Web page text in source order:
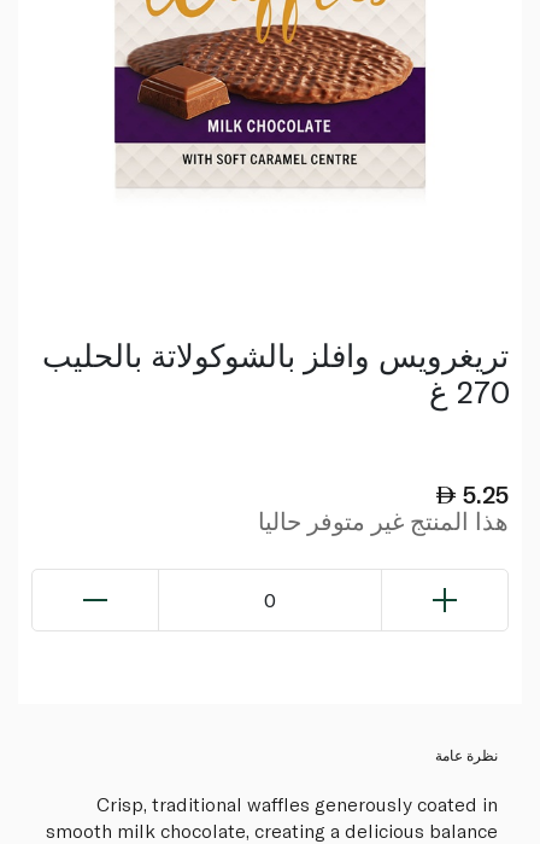
تريغرويس وافلز بالشوكولاتة بالحليب
270 غ
5.25
هذا المنتج غير متوفر حاليا
0
نظرة عامة
Crisp, traditional waffles generously coated in
smooth milk chocolate, creating a delicious balance